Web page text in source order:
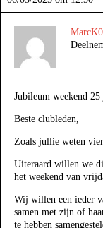
Jubileum weekend
Beste clubleden,
Zoals jullie weten
Uiteraard willen we
het weekend van
Wij willen een ieder
samen met zijn of
te hebben